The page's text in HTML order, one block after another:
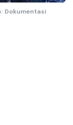
Dokumentasi